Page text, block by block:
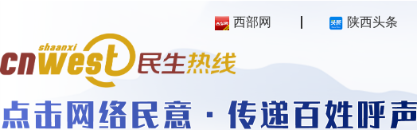
西部网 陕西头条